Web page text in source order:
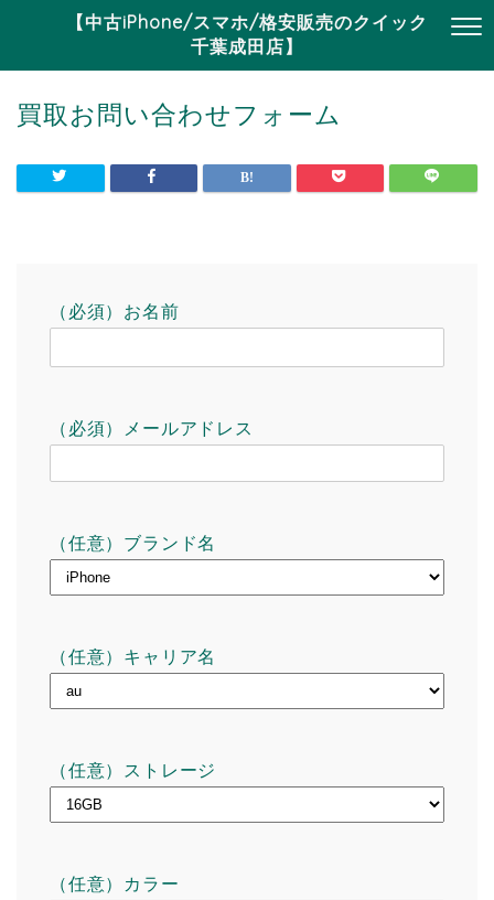
【中古iPhone/スマホ/格安販売のクイック
千葉成田店】
買取お問い合わせフォーム
（必須）お名前
（必須）メールアドレス
（任意）ブランド名
（任意）キャリア名
（任意）ストレージ
（任意）カラー